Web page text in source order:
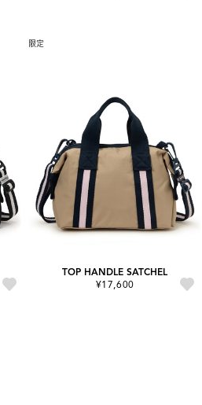
限定
TOP HANDLE SATCHEL
¥17,600